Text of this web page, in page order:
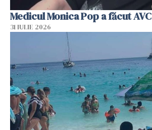
Medicul Monica Pop a făcut AVC
31 IULIE 2026